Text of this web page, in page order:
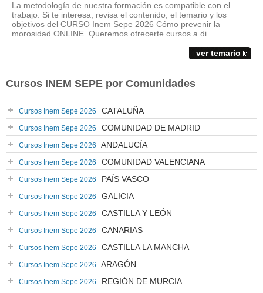
La metodología de nuestra formación es compatible con el
trabajo. Si te interesa, revisa el contenido, el temario y los
objetivos del CURSO Inem Sepe 2026 Cómo prevenir la
morosidad ONLINE. Queremos ofrecerte cursos a di...
ver temario
Cursos INEM SEPE por Comunidades
Cursos Inem Sepe 2026 CATALUÑA
Cursos Inem Sepe 2026 COMUNIDAD DE MADRID
Cursos Inem Sepe 2026 ANDALUCÍA
Cursos Inem Sepe 2026 COMUNIDAD VALENCIANA
Cursos Inem Sepe 2026 PAÍS VASCO
Cursos Inem Sepe 2026 GALICIA
Cursos Inem Sepe 2026 CASTILLA Y LEÓN
Cursos Inem Sepe 2026 CANARIAS
Cursos Inem Sepe 2026 CASTILLA LA MANCHA
Cursos Inem Sepe 2026 ARAGÓN
Cursos Inem Sepe 2026 REGIÓN DE MURCIA